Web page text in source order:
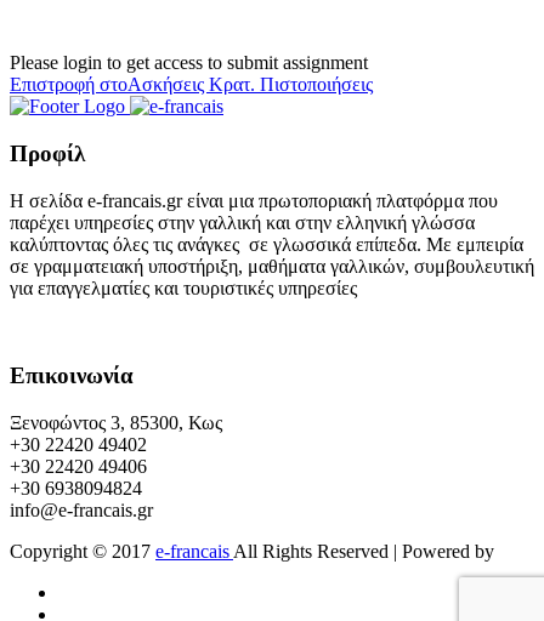
Please login to get access to submit assignment
Επιστροφή στοΑσκήσεις Κρατ. Πιστοποιήσεις
Προφίλ
Η σελίδα e-francais.gr είναι μια πρωτοποριακή πλατφόρμα που
παρέχει υπηρεσίες στην γαλλική και στην ελληνική γλώσσα
καλύπτοντας όλες τις ανάγκες σε γλωσσικά επίπεδα. Με εμπειρία
σε γραμματειακή υποστήριξη, μαθήματα γαλλικών, συμβουλευτική
για επαγγελματίες και τουριστικές υπηρεσίες
Επικοινωνία
Ξενοφώντος 3, 85300, Κως
+30 22420 49402
+30 22420 49406
+30 6938094824
info@e-francais.gr
Copyright © 2017 e-francais All Rights Reserved | Powered by